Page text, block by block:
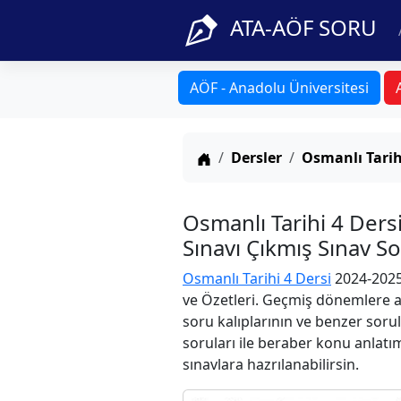
ATA-AÖF SORU
AÖF - Anadolu Üniversitesi
Anasayfa
Dersler Osmanlı
Osmanlı Tarihi 4
Sınavı Çıkmış Sınav
Osmanlı Tarihi 4 Dersi 2024-
ve Özetleri. Geçmiş dönemlere
soru kalıplarının ve benzer
soruları ile beraber konu
sınavlara hazrılanabilirsin.